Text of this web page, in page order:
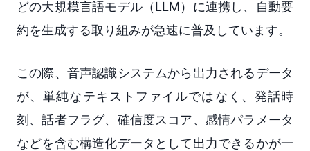
どの大規模言語モデル（LLM）に連携し、自動要
約を生成する取り組みが急速に普及しています。
この際、音声認識システムから出力されるデータ
が、単純なテキストファイルではなく、発話時
刻、話者フラグ、確信度スコア、感情パラメータ
などを含む構造化データとして出力できるかが一